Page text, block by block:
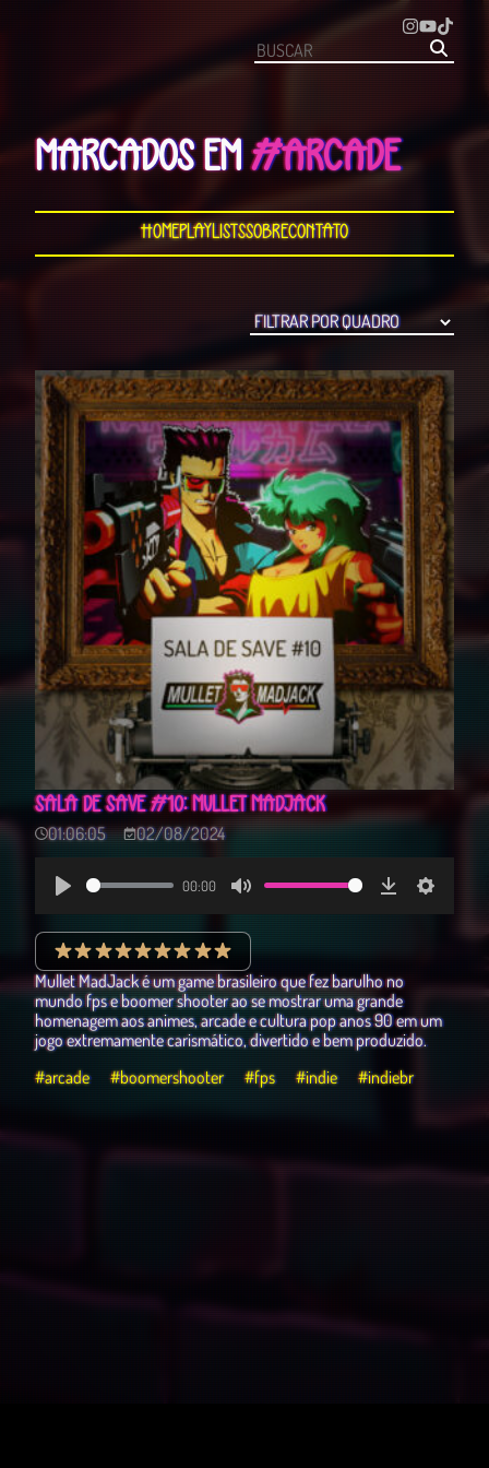
MARCADOS EM#ARCADE
HomePlaylistsSobreContato
SALA DE SAVE #10: MULLET MADJACK
01:06:05 02/08/2024
00:00
DownloadSettings
Mullet MadJack é um game brasileiro que fez barulho no
mundo fps e boomer shooter ao se mostrar uma grande
homenagem aos animes, arcade e cultura pop anos 90 em um
jogo extremamente carismático, divertido e bem produzido.
#arcade
#boomershooter #fps #indie #indiebr